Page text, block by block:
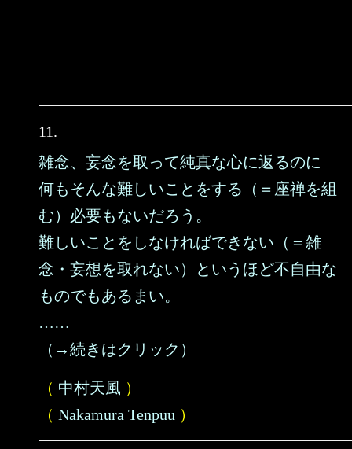
11.
雑念、妄念を取って純真な心に返るのに
何もそんな難しいことをする（＝座禅を組
む）必要もないだろう。
難しいことをしなければできない（＝雑
念・妄想を取れない）というほど不自由な
ものでもあるまい。
……
（→続きはクリック）
（ 中村天風 ）
（ Nakamura Tenpuu ）